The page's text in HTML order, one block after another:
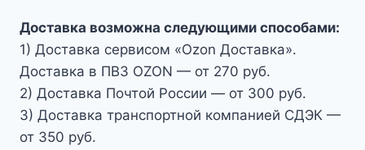
Доставка возможна следующими способами:
1) Доставка сервисом «Ozon Доставка».
Доставка в ПВЗ OZON — от 270 руб.
2) Доставка Почтой России — от 300 руб.
3) Доставка транспортной компанией СДЭК —
от 350 руб.